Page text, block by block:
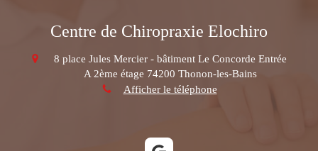
Centre de Chiropraxie Elochiro
8 place Jules Mercier - bâtiment Le Concorde Entrée
A 2ème étage 74200 Thonon-les-Bains
Afficher le téléphone